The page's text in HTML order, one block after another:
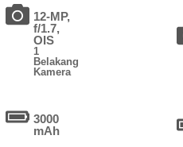
12-MP,
f/1.7,
OIS
1
Belakang
Kamera
3000
mAh